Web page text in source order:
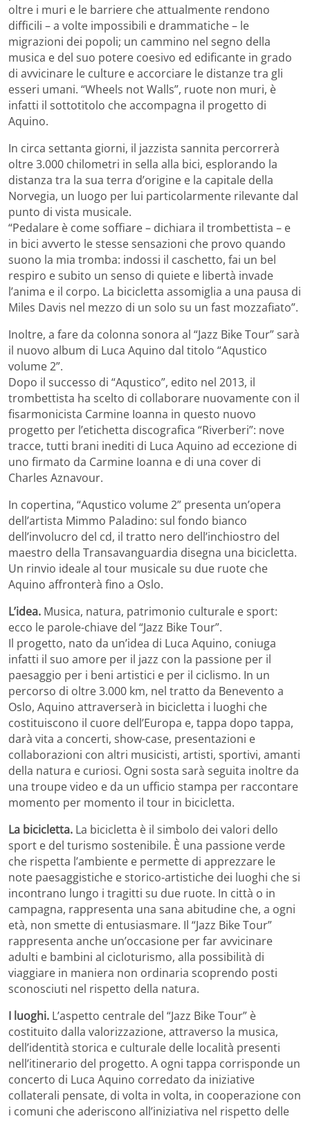
oltre i muri e le barriere che attualmente rendono
difficili – a volte impossibili e drammatiche – le
migrazioni dei popoli; un cammino nel segno della
musica e del suo potere coesivo ed edificante in grado
di avvicinare le culture e accorciare le distanze tra gli
esseri umani. “Wheels not Walls”, ruote non muri, è
infatti il sottotitolo che accompagna il progetto di
Aquino.
In circa settanta giorni, il jazzista sannita percorrerà
oltre 3.000 chilometri in sella alla bici, esplorando la
distanza tra la sua terra d’origine e la capitale della
Norvegia, un luogo per lui particolarmente rilevante dal
punto di vista musicale.
“Pedalare è come soffiare – dichiara il trombettista – e
in bici avverto le stesse sensazioni che provo quando
suono la mia tromba: indossi il caschetto, fai un bel
respiro e subito un senso di quiete e libertà invade
l’anima e il corpo. La bicicletta assomiglia a una pausa di
Miles Davis nel mezzo di un solo su un fast mozzafiato”.
Inoltre, a fare da colonna sonora al “Jazz Bike Tour” sarà
il nuovo album di Luca Aquino dal titolo “Aqustico
volume 2”.
Dopo il successo di “Aqustico”, edito nel 2013, il
trombettista ha scelto di collaborare nuovamente con il
fisarmonicista Carmine Ioanna in questo nuovo
progetto per l’etichetta discografica “Riverberi”: nove
tracce, tutti brani inediti di Luca Aquino ad eccezione di
uno firmato da Carmine Ioanna e di una cover di
Charles Aznavour.
In copertina, “Aqustico volume 2” presenta un’opera
dell’artista Mimmo Paladino: sul fondo bianco
dell’involucro del cd, il tratto nero dell’inchiostro del
maestro della Transavanguardia disegna una bicicletta.
Un rinvio ideale al tour musicale su due ruote che
Aquino affronterà fino a Oslo.
L’idea. Musica, natura, patrimonio culturale e sport:
ecco le parole-chiave del “Jazz Bike Tour”.
Il progetto, nato da un’idea di Luca Aquino, coniuga
infatti il suo amore per il jazz con la passione per il
paesaggio per i beni artistici e per il ciclismo. In un
percorso di oltre 3.000 km, nel tratto da Benevento a
Oslo, Aquino attraverserà in bicicletta i luoghi che
costituiscono il cuore dell’Europa e, tappa dopo tappa,
darà vita a concerti, show-case, presentazioni e
collaborazioni con altri musicisti, artisti, sportivi, amanti
della natura e curiosi. Ogni sosta sarà seguita inoltre da
una troupe video e da un ufficio stampa per raccontare
momento per momento il tour in bicicletta.
La bicicletta. La bicicletta è il simbolo dei valori dello
sport e del turismo sostenibile. È una passione verde
che rispetta l’ambiente e permette di apprezzare le
note paesaggistiche e storico-artistiche dei luoghi che si
incontrano lungo i tragitti su due ruote. In città o in
campagna, rappresenta una sana abitudine che, a ogni
età, non smette di entusiasmare. Il “Jazz Bike Tour”
rappresenta anche un’occasione per far avvicinare
adulti e bambini al cicloturismo, alla possibilità di
viaggiare in maniera non ordinaria scoprendo posti
sconosciuti nel rispetto della natura.
I luoghi. L’aspetto centrale del “Jazz Bike Tour” è
costituito dalla valorizzazione, attraverso la musica,
dell’identità storica e culturale delle località presenti
nell’itinerario del progetto. A ogni tappa corrisponde un
concerto di Luca Aquino corredato da iniziative
collaterali pensate, di volta in volta, in cooperazione con
i comuni che aderiscono all’iniziativa nel rispetto delle